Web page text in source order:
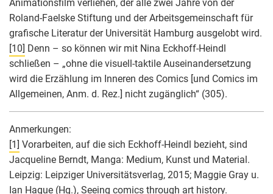
Animationsfilm verliehen, der alle zwei Jahre von der
Roland-Faelske Stiftung und der Arbeitsgemeinschaft für
grafische Literatur der Universität Hamburg ausgelobt wird.
[10] Denn – so können wir mit Nina Eckhoff-Heindl
schließen – „ohne die visuell-taktile Auseinandersetzung
wird die Erzählung im Inneren des Comics [und Comics im
Allgemeinen, Anm. d. Rez.] nicht zugänglich“ (305).
Anmerkungen:
[1] Vorarbeiten, auf die sich Eckhoff-Heindl bezieht, sind
Jacqueline Berndt, Manga: Medium, Kunst und Material.
Leipzig: Leipziger Universitätsverlag, 2015; Maggie Gray u.
Ian Hague (Hg.), Seeing comics through art history.